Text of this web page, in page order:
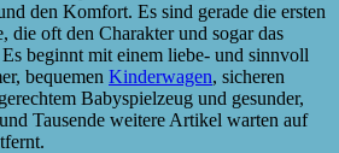
den Komfort. Es sind gerade die ersten
die oft den Charakter und sogar das
beginnt mit einem liebe- und sinnvoll
bequemen Kinderwagen, sicheren
Babyspielzeug und gesunder,
Tausende weitere Artikel warten auf